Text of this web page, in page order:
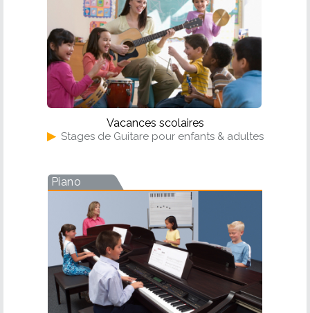
Vacances scolaires
▶ Stages de Guitare pour enfants & adultes
Piano